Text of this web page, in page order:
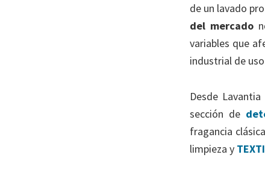
de un lavado
del mercado
variables que
industrial de
Desde
sección de
fragancia
limpieza y